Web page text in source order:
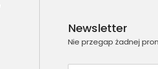
Newsletter
Nie przegap żadnej